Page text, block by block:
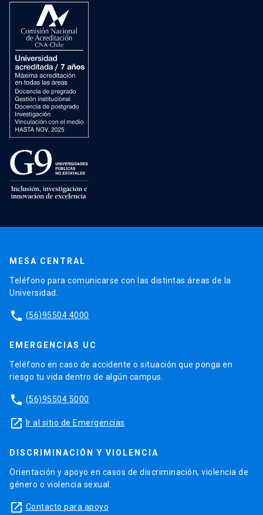
MESA CENTRAL
Teléfono para comunicarse con las distintas áreas de la
Universidad.
phone (56)95504 4000
EMERGENCIAS UC
Teléfono en caso de accidente o situación que ponga en
riesgo tu vida dentro de algún campus.
phone (56)95504 5000
launch Ir al sitio de Emergencias
DISCRIMINACIÓN Y VIOLENCIA
Orientación y apoyo en casos de discriminación, violencia de
género o violencia sexual.
launch Contacto para apoyo